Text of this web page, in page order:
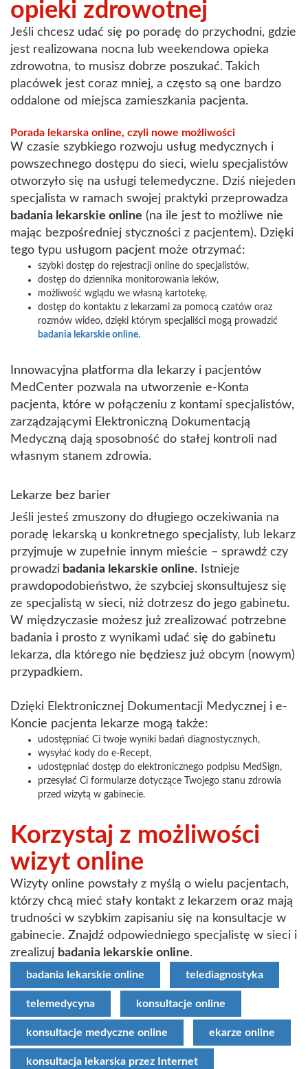
opieki zdrowotnej
Jeśli chcesz udać się po poradę do przychodni, gdzie
jest realizowana nocna lub weekendowa opieka
zdrowotna, to musisz dobrze poszukać. Takich
placówek jest coraz mniej, a często są one bardzo
oddalone od miejsca zamieszkania pacjenta.
Porada lekarska online, czyli nowe możliwości
W czasie szybkiego rozwoju usług medycznych i
powszechnego dostępu do sieci, wielu specjalistów
otworzyło się na usługi telemedyczne. Dziś niejeden
specjalista w ramach swojej praktyki przeprowadza
badania lekarskie online (na ile jest to możliwe nie
mając bezpośredniej styczności z pacjentem). Dzięki
tego typu usługom pacjent może otrzymać:
szybki dostęp do rejestracji online do specjalistów,
dostęp do dziennika monitorowania leków,
możliwość wglądu we własną kartotekę,
dostęp do kontaktu z lekarzami za pomocą czatów oraz
rozmów wideo, dzięki którym specjaliści mogą prowadzić
badania lekarskie online.
Innowacyjna platforma dla lekarzy i pacjentów
MedCenter pozwala na utworzenie e-Konta
pacjenta, które w połączeniu z kontami specjalistów,
zarządzającymi Elektroniczną Dokumentacją
Medyczną dają sposobność do stałej kontroli nad
własnym stanem zdrowia.
Lekarze bez barier
Jeśli jesteś zmuszony do długiego oczekiwania na
poradę lekarską u konkretnego specjalisty, lub lekarz
przyjmuje w zupełnie innym mieście – sprawdź czy
prowadzi badania lekarskie online. Istnieje
prawdopodobieństwo, że szybciej skonsultujesz się
ze specjalistą w sieci, niż dotrzesz do jego gabinetu.
W międzyczasie możesz już zrealizować potrzebne
badania i prosto z wynikami udać się do gabinetu
lekarza, dla którego nie będziesz już obcym (nowym)
przypadkiem.
Dzięki Elektronicznej Dokumentacji Medycznej i e-
Koncie pacjenta lekarze mogą także:
udostępniać Ci twoje wyniki badań diagnostycznych,
wysyłać kody do e-Recept,
udostępniać dostęp do elektronicznego podpisu MedSign,
przesyłać Ci formularze dotyczące Twojego stanu zdrowia
przed wizytą w gabinecie.
Korzystaj z możliwości
wizyt online
Wizyty online powstały z myślą o wielu pacjentach,
którzy chcą mieć stały kontakt z lekarzem oraz mają
trudności w szybkim zapisaniu się na konsultacje w
gabinecie. Znajdź odpowiedniego specjalistę w sieci i
zrealizuj badania lekarskie online.
badania lekarskie online telediagnostyka
telemedycyna konsultacje online
konsultacje medyczne online ekarze online
konsultacja lekarska przez Internet